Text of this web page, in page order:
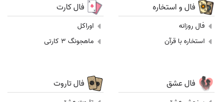
فال و استخاره
فال روزانه
استخاره با قرآن
فال کارت
اوراکل
ماهجونگ 3 کارتی
فال عشق فال تاروت